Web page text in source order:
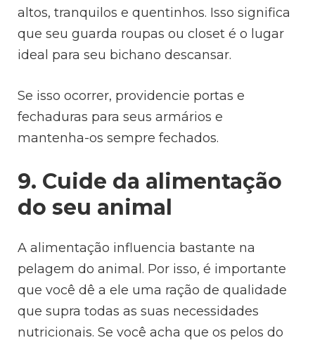
altos, tranquilos e quentinhos. Isso significa
que seu guarda roupas ou closet é o lugar
ideal para seu bichano descansar.
Se isso ocorrer, providencie portas e
fechaduras para seus armários e
mantenha-os sempre fechados.
9. Cuide da alimentação
do seu animal
A alimentação influencia bastante na
pelagem do animal. Por isso, é importante
que você dê a ele uma ração de qualidade
que supra todas as suas necessidades
nutricionais. Se você acha que os pelos do